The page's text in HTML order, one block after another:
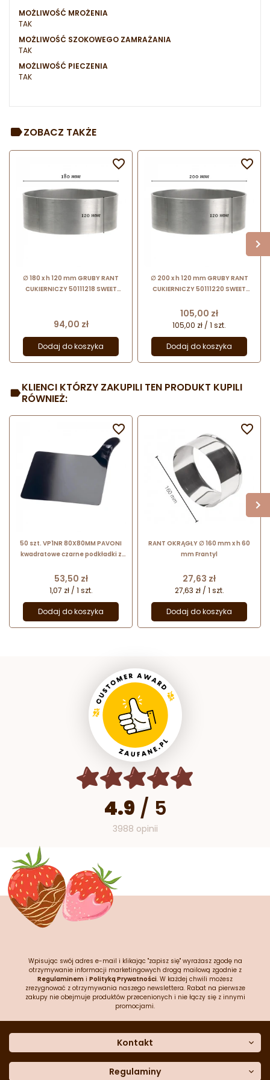
MOŻLIWOŚĆ MROŻENIA
TAK
MOŻLIWOŚĆ SZOKOWEGO ZAMRAŻANIA
TAK
MOŻLIWOŚĆ PIECZENIA
TAK
ZOBACZ TAKŻE
∅ 180 x h 120 mm GRUBY RANT
CUKIERNICZY 50111218 SWEET
Cena
94,00 zł
Dodaj do koszyka

∅ 200 x h 120 mm GRUBY RANT
CUKIERNICZY 50111220 SWEET
pieczenia i składania deserów
Cena
105,00 zł
105,00 zł / 1 szt.
Dodaj do koszyka

KLIENCI KTÓRZY ZAKUPILI TEN PRODUKT KUPILI
RÓWNIEŻ:
50 szt. VP1NR 80X80MM PAVONI
kwadratowe czarne podkładki z
monoporcji
Cena
53,50 zł
1,07 zł / 1 szt.
Dodaj do koszyka

RANT OKRĄGŁY ∅ 160 mm x h 60
mm Frantyl
Cena
27,63 zł
27,63 zł / 1 szt.
Dodaj do koszyka

4.9 / 5
3988 opinii
Wpisując swój adres e-mail i klikając "zapisz się" wyrażasz zgodę na
otrzymywanie informacji marketingowych drogą mailową zgodnie z
Regulaminem i Polityką Prywatności. W każdej chwili możesz
zrezygnować z otrzymywania naszego newslettera. Rabat na pierwsze
zakupy nie obejmuje produktów przecenionych i nie łączy się z innymi
promocjami.
Kontakt
Dane kontaktowe
Regulaminy